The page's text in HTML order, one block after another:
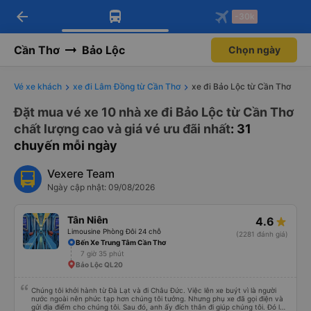
Tải app Vexere ngay!
Nhận ưu đãi thành viên độc
Mở app
Tải app Vexere
-30k/ghế khi đặt vé máy bay qua
Mở app
arrow_back -30k
Cần Thơ Bảo Lộc Chọn ngày
Vé xe khách xe đi Lâm Đồng từ Cần Thơ xe đi Bảo Lộc từ Cần Thơ
Đặt mua vé xe 10 nhà xe đi Bảo Lộc từ Cần Thơ
chất lượng cao và giá vé ưu đãi nhất: 31
chuyến mỗi ngày
Vexere Team
Ngày cập nhật: 09/08/2026
Tân Niên
Limousine Phòng Đôi 24 chỗ
4.6
(2281 đánh giá)
Bến Xe Trung Tâm Cần Thơ
7 giờ 35 phút
Bảo Lộc QL20
Chúng tôi khởi hành từ Đà Lạt và đi Châu Đức. Việc lên xe buýt vì là người
nước ngoài nên phức tạp hơn chúng tôi tưởng. Nhưng phụ xe đã gọi điện và
gửi địa điểm cho chúng tôi. Sau đó, anh ấy đích thân đi giúp chúng tôi. Đó là